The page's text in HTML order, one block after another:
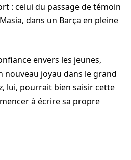
: celui du passage de témoin
dans un Barça en pleine
envers les jeunes,
nouveau joyau dans le grand
lui, pourrait bien saisir cette
à écrire sa propre